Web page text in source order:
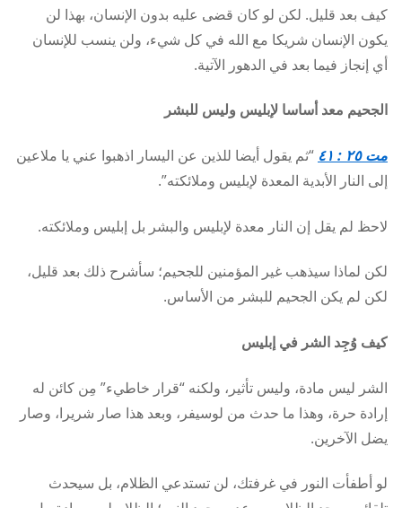
كيف بعد قليل. لكن لو كان قضى عليه بدون الإنسان، بهذا لن
يكون الإنسان شريكا مع الله في كل شيء، ولن ينسب للإنسان
أي إنجاز فيما بعد في الدهور الآتية.
الجحيم معد أساسا لإبليس وليس للبشر
مت ٢٥ : ٤١
“ثم يقول أيضا للذين عن اليسار اذهبوا عني يا ملاعين
إلى النار الأبدية المعدة لإبليس وملائكته”.
لاحظ لم يقل إن النار معدة لإبليس والبشر بل إبليس وملائكته.
لكن لماذا سيذهب غير المؤمنين للجحيم؛ سأشرح ذلك بعد قليل،
لكن لم يكن الجحيم للبشر من الأساس.
كيف وُجِد الشر في إبليس
الشر ليس مادة، وليس تأثير، ولكنه “قرار خاطيء” مِن كائن له
إرادة حرة، وهذا ما حدث من لوسيفر، وبعد هذا صار شريرا، وصار
يضل الآخرين.
لو أطفأت النور في غرفتك، لن تستدعي الظلام، بل سيحدث